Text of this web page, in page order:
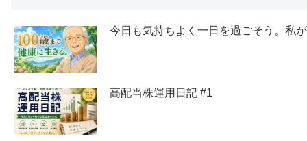
今日も気持ちよく一日を過ごそう。私
高配当株運用日記 #1